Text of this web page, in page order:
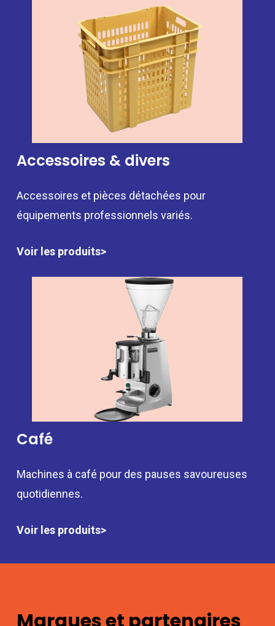
Accessoires & divers
Accessoires et pièces détachées pour
équipements professionnels variés.
Voir les produits>
Café
Machines à café pour des pauses savoureuses
quotidiennes.
Voir les produits>